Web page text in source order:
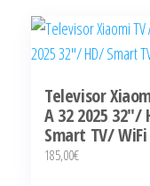
Televisor
A 32 2025 32″/
Smart TV/ WiFi
185,00€